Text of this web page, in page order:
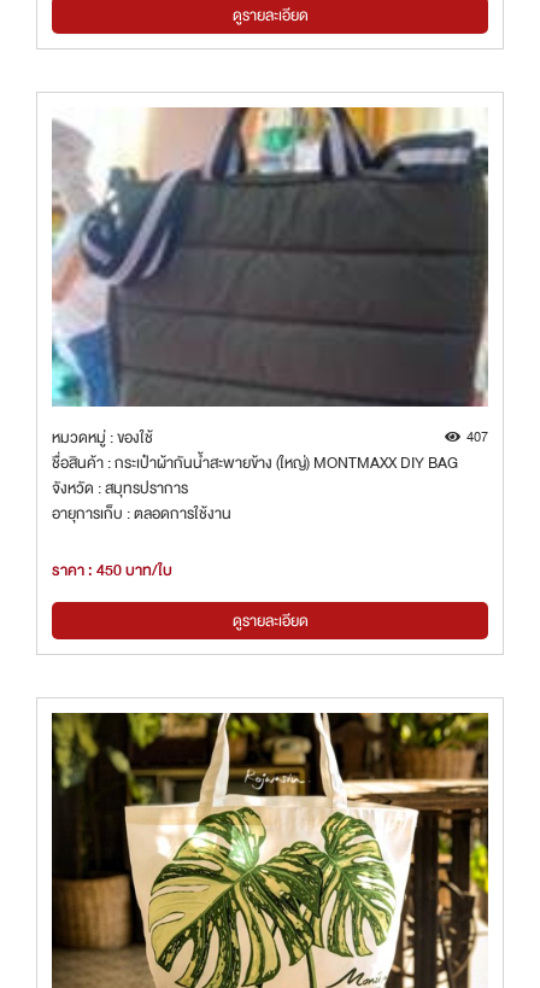
ดูรายละเอียด
หมวดหมู่ : ของใช้ 407
ชื่อสินค้า : กระเป๋าผ้ากันน้ำสะพายข้าง (ใหญ่) MONTMAXX DIY BAG
จังหวัด : สมุทรปราการ
อายุการเก็บ : ตลอดการใช้งาน
ราคา : 450 บาท/ใบ
ดูรายละเอียด